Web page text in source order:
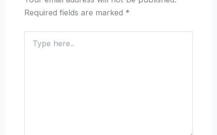
Required fields are marked *
here..